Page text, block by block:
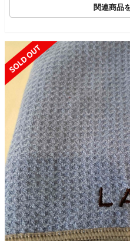
関連商品
SOLD OUT